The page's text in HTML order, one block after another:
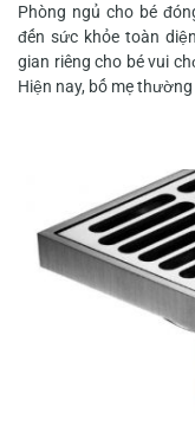
Phòng ngủ cho bé
đến sức khỏe toàn
gian riêng cho bé vui
Hiện nay, bố mẹ